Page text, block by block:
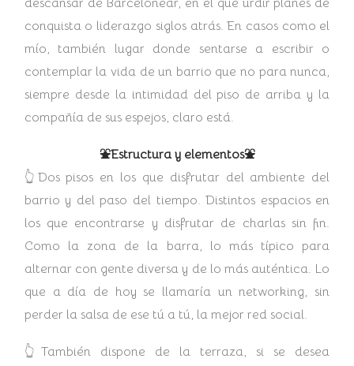
descansar de Barcelonear, en el que urdir planes de
conquista o liderazgo siglos atrás. En casos como el
mío, también lugar donde sentarse a escribir o
contemplar la vida de un barrio que no para nunca,
siempre desde la intimidad del piso de arriba y la
compañía de sus espejos, claro está.
⛲Estructura y elementos⛲
👆Dos pisos en los que disfrutar del ambiente del
barrio y del paso del tiempo. Distintos espacios en
los que encontrarse y disfrutar de charlas sin fin.
Como la zona de la barra, lo más típico para
alternar con gente diversa y de lo más auténtica. Lo
que a día de hoy se llamaría un networking, sin
perder la salsa de ese tú a tú, la mejor red social.
👆También dispone de la terraza, si se desea